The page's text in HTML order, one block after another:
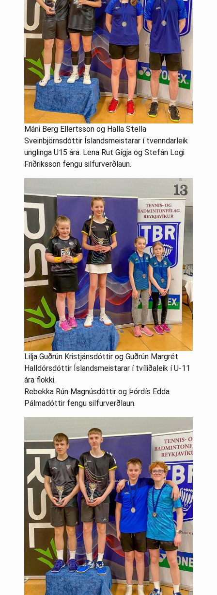
Máni Berg Ellertsson og Halla Stella
Sveinbjörnsdóttir Íslandsmeistarar í tvenndarleik
unglinga U15 ára. Lena Rut Gígja og Stefán Logi
Friðriksson fengu silfurverðlaun.
Lilja Guðrún Kristjánsdóttir og Guðrún Margrét
Halldórsdóttir Íslandsmeistarar í tvíliðaleik í U-11
ára flokki.
Rebekka Rún Magnúsdóttir og Þórdís Edda
Pálmadóttir fengu silfurverðlaun.